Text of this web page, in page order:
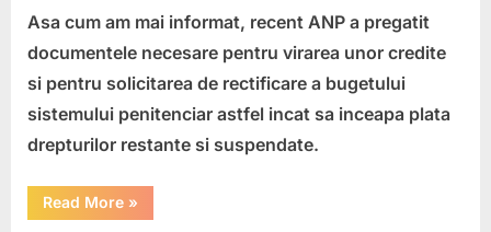
Asa cum am mai informat, recent ANP a pregatit
documentele necesare pentru virarea unor credite
si pentru solicitarea de rectificare a bugetului
sistemului penitenciar astfel incat sa inceapa plata
drepturilor restante si suspendate.
Read More“Virari
de
»